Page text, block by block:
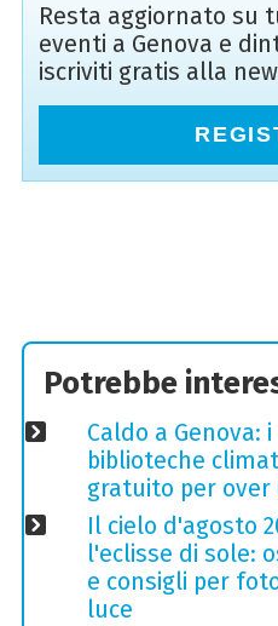
Resta aggiornato su
eventi a Genova e
iscriviti gratis alla
Potrebbe
Caldo a Genova:
biblioteche
gratuito per over
Il cielo d'agosto
l'eclisse di sole:
e consigli per
luce